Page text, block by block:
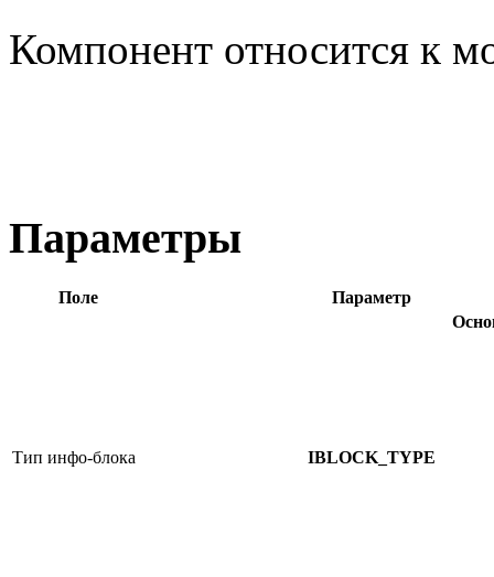
Компонент относится к
Параметры
Поле
Параметр
Тип инфо-блока IBLOCK_TYPE